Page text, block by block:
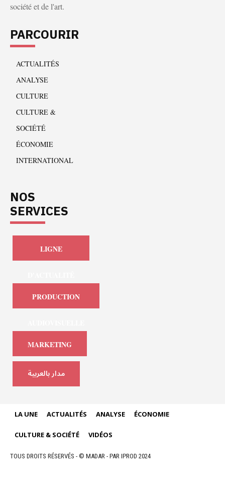
société et de l'art.
PARCOURIR
ACTUALITÉS
ANALYSE
CULTURE
CULTURE &
SOCIÉTÉ
ÉCONOMIE
INTERNATIONAL
NOS
SERVICES
LIGNE
PRODUCTION
MARKETING
مدار بالعربية
LA UNE ACTUALITÉS ANALYSE ÉCONOMIE
CULTURE & SOCIÉTÉ VIDÉOS
TOUS DROITS RÉSERVÉS - © MADAR - PAR IPROD 2024